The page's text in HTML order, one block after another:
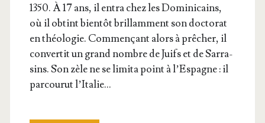
1350. À 17 ans, il entra chez les Domi­ni­cains,
où il obtint bien­tôt brillam­ment son doc­to­rat
en théo­lo­gie. Com­men­çant alors à prê­cher, il
conver­tit un grand nombre de Juifs et de Sar­ra­
sins. Son zèle ne se limi­ta point à l’Es­pagne : il
par­cou­rut l’I­ta­lie…